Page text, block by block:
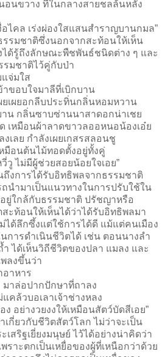
อนขวาง ที่ในกลางสายชลล้นหลั่ง
ไคล เร่งผ่องใสแสนสำราญบานกมล”
รมชาติซึ่งนอกจากสะท้อนให้เห็น
ได้รู้ถึงลักษณะพืชพันธ์ชนิดต่าง ๆ และ
รมชาติไว้คู่กับป่า
แจ่มใส
ขอบใจมาลีที่เบิกบาน
ยเผยอกลีบประทิ่นกลิ่นหอมหวาน
น กลิ่นซาบซ่านนาสาดอกน่าเชย
เหมือนผ้าลาดขาวลออหนอน้องเอ๋ย
เลย กำลังเผยเกสรสลอนชู
มือนต้นไม้ทอดตั้งอยู่ทั้งคู่
วู ไม่มีผู้ช่วยสอยน้อยใจเอย”
งการได้รับอิทธิพลจากธรรมชาติ
นำมาเป็นแนวทางในการปรับใช้ใน
ยู่ใกล้กับธรรมชาติ ปรัชญาหรือ
ะท้อนให้เห็นได้ว่าได้รับอิทธิพลมา
ได้ลึกซึ้งแต่ใช้การได้ดี แม้แต่คนเมือง
การดำเนินชีวิตได้ เช่น ตอนนางลำ
ได้เห็นวิถีชีวิตของปลา แมลง และ
ลงขึ้นว่า
อาหาร
มาล่อปากปักษาที่ถาลง
คล้วบอเลาเจ้าช่างหลง
อย่างวยงงให้เหมือนสัตว์บัดสีเอย”
กี่ยวกับชีวิตสัตว์โลก ไม่ว่าจะเป็น
เสริฐเยี่ยงมนุษย์ ไว้ได้อย่างน่าคิดว่า
ราะตกเป็นเหยื่อของผู้ที่เหนือกว่าด้วย